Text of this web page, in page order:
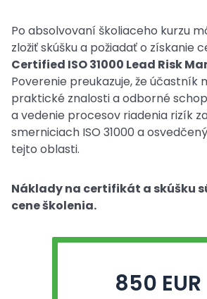
Po absolvovaní školiaceho kurzu
zložiť skúšku a požiadať o získanie
Certified ISO 31000 Lead Risk
Poverenie preukazuje, že účastník
praktické znalosti a odborné
a vedenie procesov riadenia rizík
smerniciach ISO 31000 a
tejto oblasti.
Náklady na certifikát a skúšku
cene školenia.
850 EUR